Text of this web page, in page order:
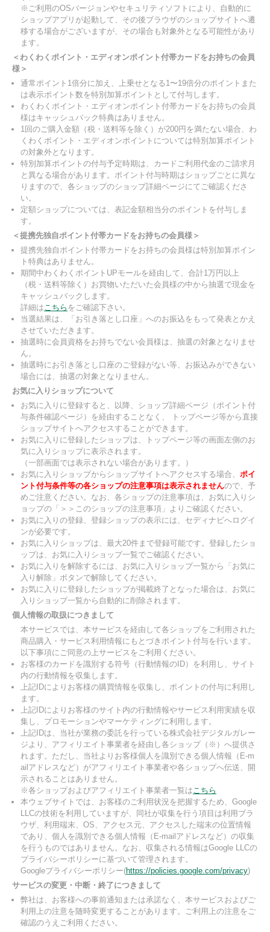
※ご利用のOSバージョンやセキュリティソフトにより、自動的に
ショップアプリが起動して、その後ブラウザのショップサイトへ遷
移する場合がございますが、その場合も対象外となる可能性があり
ます。
＜わくわくポイント・エディオンポイント付帯カードをお持ちの会員
様＞
通常ポイント1倍分に加え、上乗せとなる1〜19倍分のポイントまた
は表示ポイント数を特別加算ポイントとして付与します。
わくわくポイント・エディオンポイント付帯カードをお持ちの会員
様はキャッシュバック特典はありません。
1回のご購入金額（税・送料等を除く）が200円を満たない場合、わ
くわくポイント・エディオンポイントについては特別加算ポイント
の対象外となります。
特別加算ポイントの付与予定時期は、カードご利用代金のご請求月
と異なる場合があります。ポイント付与時期はショップごとに異な
りますので、各ショップのショップ詳細ページにてご確認くださ
い。
定額ショップについては、表記金額相当分のポイントを付与しま
す。
＜提携先独自ポイント付帯カードをお持ちの会員様＞
提携先独自ポイント付帯カードをお持ちの会員様は特別加算ポイン
ト特典はありません。
期間中わくわくポイントUPモールを経由して、合計1万円以上
（税・送料等除く）お買物いただいた会員様の中から抽選で現金を
キャッシュバックします。
詳細はこちら をご確認下さい。
当選結果は、「お引き落とし口座」へのお振込をもって発表とかえ
させていただきます。
抽選時に会員資格をお持ちでない会員様は、抽選の対象となりませ
ん。
抽選時にお引き落とし口座のご登録がない等、お振込みができない
場合には、抽選の対象となりません。
お気に入りショップについて
お気に入りに登録すると、以降、ショップ詳細ページ（ポイント付
与条件確認ページ）を経由することなく、 トップページ等から直接
ショップサイトへアクセスすることができます。
お気に入りに登録したショップは、トップページ等の画面左側のお
気に入りショップに表示されます。
（一部画面では表示されない場合があります。）
お気に入りショップからショップサイトへアクセスする場合、 ポイ
ント付与条件等の各ショップの注意事項は表示されませんので、予
めご注意ください。なお、各ショップの注意事項は、お気に入りシ
ョップの「＞＞このショップの注意事項」よりご確認ください。
お気に入りの登録、登録ショップの表示には、セディナビへログイ
ンが必要です。
お気に入りショップは、最大20件まで登録可能です。登録したショ
ップは、お気に入りショップ一覧でご確認ください。
お気に入りを解除するには、お気に入りショップ一覧から「お気に
入り解除」ボタンで解除してください。
お気に入りに登録したショップが掲載終了となった場合は、お気に
入りショップ一覧から自動的に削除されます。
個人情報の取扱につきまして
本サービスでは、本サービスを経由して各ショップをご利用された
商品購入・サービス利用情報にもとづきポイント付与を行います。
以下事項にご同意の上サービスをご利用ください。
お客様のカードを識別する符号（行動情報のID）を利用し、サイト
内の行動情報を収集します。
上記IDによりお客様の購買情報を収集し、ポイントの付与に利用し
ます。
上記IDによりお客様のサイト内の行動情報やサービス利用実績を収
集し、プロモーションやマーケティングに利用します。
上記IDは、当社が業務の委託を行っている株式会社デジタルガレー
ジより、アフィリエイト事業者を経由し各ショップ（※）へ提供さ
れます。ただし、当社よりお客様個人を識別できる個人情報（E-m
ailアドレスなど）がアフィリエイト事業者や各ショップへ伝送、開
示されることはありません。
※各ショップおよびアフィリエイト事業者一覧はこちら
本ウェブサイトでは、お客様のご利用状況を把握するため、Google
LLCの技術を利用していますが、同社が収集を行う項目は利用ブラ
ウザ、利用端末、OS、アクセス元、アクセスした端末の位置情報
であり、個人を識別できる個人情報（E-mailアドレスなど）の収集
を行うものではありません。なお、収集される情報はGoogle LLCの
プライバシーポリシーに基づいて管理されます。
Googleプライバシーポリシー(https://policies.google.com/privacy)
サービスの変更・中断・終了につきまして
弊社は、お客様への事前通知または承諾なく、本サービスおよびご
利用上の注意を随時変更することがあります。ご利用上の注意をご
確認のうえご利用ください。